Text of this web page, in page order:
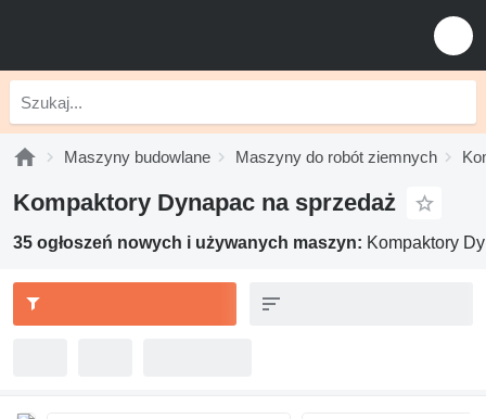
Maszyny budowlane Maszyny do robót ziemnych
Kompaktory Dynapac na sprzedaż
35 ogłoszeń nowych i używanych maszyn: Kompaktory